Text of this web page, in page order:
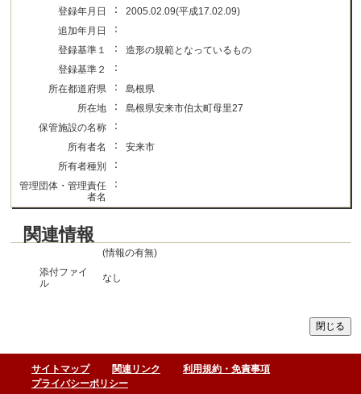
登録年月日
：
2005.02.09(平成17.02.09)
追加年月日
：
登録基準１ ：
造形の規範となっているもの
登録基準２
：
所在都道府県 ：
島根県
所在地
：
島根県安来市伯太町母里27
保管施設の名称
：
所有者名 ：
安来市
所有者種別
：
管理団体・管理責任
者名
：
関連情報
(情報の有無)
添付ファイ
ル
なし
サイトマップ 関連リンク
利用規約・免責事項
プライバシーポリシー